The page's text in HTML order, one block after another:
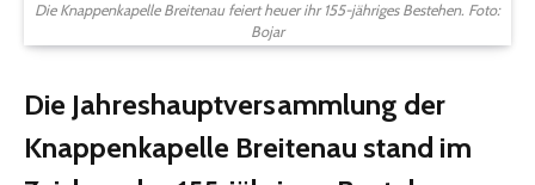
Die Knappenkapelle Breitenau feiert heuer ihr 155-jähriges Bestehen. Foto:
Bojar
Die Jahreshauptversammlung der
Knappenkapelle Breitenau stand im